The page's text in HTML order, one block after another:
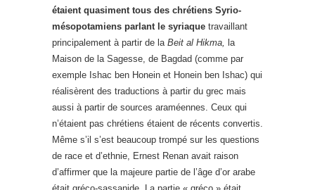
étaient quasiment tous des chrétiens Syrio-
mésopotamiens parlant le syriaque travaillant
principalement à partir de la Beit al Hikma, la
Maison de la Sagesse, de Bagdad (comme par
exemple Ishac ben Honein et Honein ben Ishac) qui
réalisèrent des traductions à partir du grec mais
aussi à partir de sources araméennes. Ceux qui
n’étaient pas chrétiens étaient de récents convertis.
Même s’il s’est beaucoup trompé sur les questions
de race et d’ethnie, Ernest Renan avait raison
d’affirmer que la majeure partie de l’âge d’or arabe